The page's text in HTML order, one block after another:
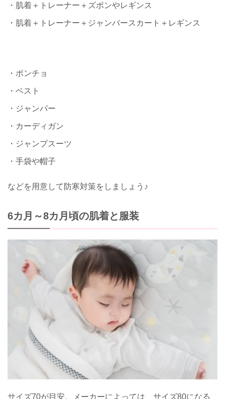
・肌着＋トレーナー＋ズボンやレギンス
・肌着＋トレーナー＋ジャンバースカート＋レギンス
・ポンチョ
・ベスト
・ジャンパー
・カーディガン
・ジャンプスーツ
・手袋や帽子
などを用意して防寒対策をしましょう♪
6カ月～8カ月頃の肌着と服装
サイズ70が目安。メーカーによっては、サイズ80になる